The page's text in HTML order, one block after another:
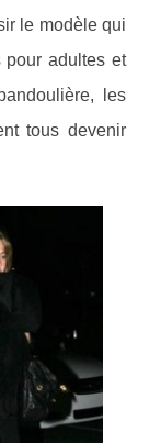
le modèle qui
pour adultes et
les
tous devenir